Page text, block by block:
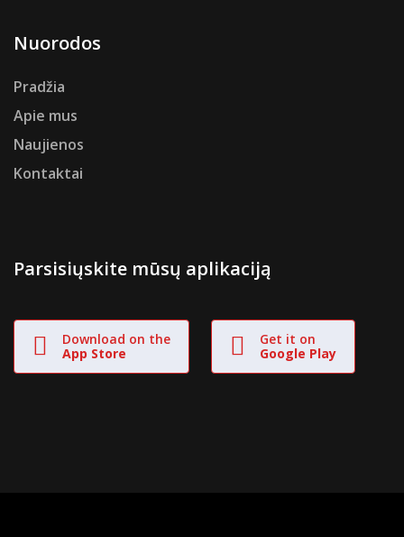
Nuorodos
Pradžia
Apie mus
Naujienos
Kontaktai
Parsisiųskite mūsų aplikaciją
Download on the
App Store
Get it on
Google Play